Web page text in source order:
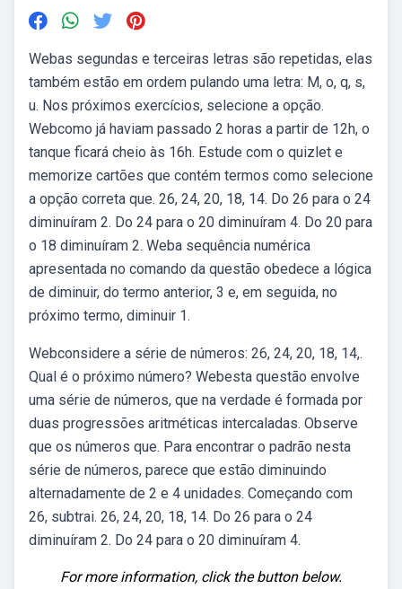
Webas segundas e terceiras letras são repetidas, elas
também estão em ordem pulando uma letra: M, o, q, s,
u. Nos próximos exercícios, selecione a opção.
Webcomo já haviam passado 2 horas a partir de 12h, o
tanque ficará cheio às 16h. Estude com o quizlet e
memorize cartões que contém termos como selecione
a opção correta que. 26, 24, 20, 18, 14. Do 26 para o 24
diminuíram 2. Do 24 para o 20 diminuíram 4. Do 20 para
o 18 diminuíram 2. Weba sequência numérica
apresentada no comando da questão obedece a lógica
de diminuir, do termo anterior, 3 e, em seguida, no
próximo termo, diminuir 1.
Webconsidere a série de números: 26, 24, 20, 18, 14,.
Qual é o próximo número? Webesta questão envolve
uma série de números, que na verdade é formada por
duas progressões aritméticas intercaladas. Observe
que os números que. Para encontrar o padrão nesta
série de números, parece que estão diminuindo
alternadamente de 2 e 4 unidades. Começando com
26, subtrai. 26, 24, 20, 18, 14. Do 26 para o 24
diminuíram 2. Do 24 para o 20 diminuíram 4.
For more information, click the button below.